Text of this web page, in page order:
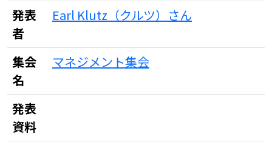
発表
者
Earl Klutz（クルツ）さん
集会
名
マネジメント集会
発表
資料